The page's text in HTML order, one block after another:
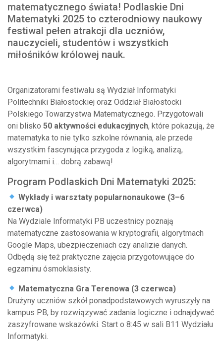
matematycznego świata! Podlaskie Dni
Matematyki 2025 to czterodniowy naukowy
festiwal pełen atrakcji dla uczniów,
nauczycieli, studentów i wszystkich
miłośników królowej nauk.
Organizatorami festiwalu są Wydział Informatyki
Politechniki Białostockiej oraz Oddział Białostocki
Polskiego Towarzystwa Matematycznego. Przygotowali
oni blisko 50 aktywności edukacyjnych, które pokazują, że
matematyka to nie tylko szkolne równania, ale przede
wszystkim fascynująca przygoda z logiką, analizą,
algorytmami i… dobrą zabawą!
Program Podlaskich Dni Matematyki 2025:
Wykłady i warsztaty popularnonaukowe (3–6
czerwca)
Na Wydziale Informatyki PB uczestnicy poznają
matematyczne zastosowania w kryptografii, algorytmach
Google Maps, ubezpieczeniach czy analizie danych.
Odbędą się też praktyczne zajęcia przygotowujące do
egzaminu ósmoklasisty.
Matematyczna Gra Terenowa (3 czerwca)
Drużyny uczniów szkół ponadpodstawowych wyruszyły na
kampus PB, by rozwiązywać zadania logiczne i odnajdywać
zaszyfrowane wskazówki. Start o 8:45 w sali B11 Wydziału
Informatyki.